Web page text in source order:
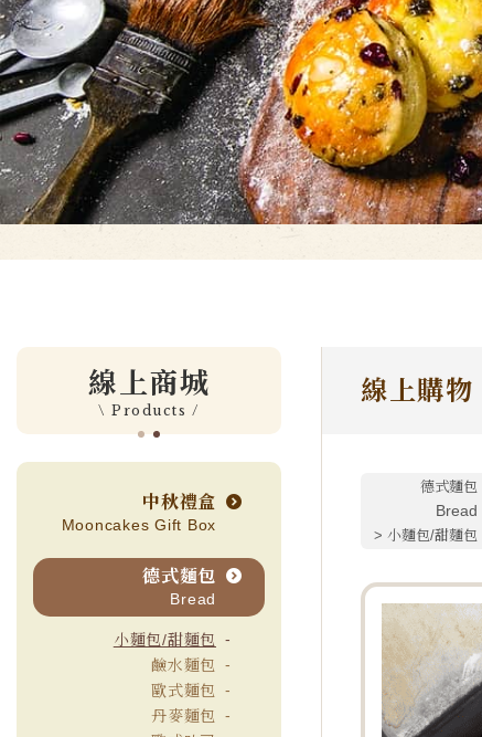
線上商城
\ Products /
中秋禮盒
Mooncakes Gift Box
德式麵包
Bread
小麵包/甜麵包
鹼水麵包
歐式麵包
丹麥麵包
線上購物
德式麵包
Bread
小麵包/甜麵包